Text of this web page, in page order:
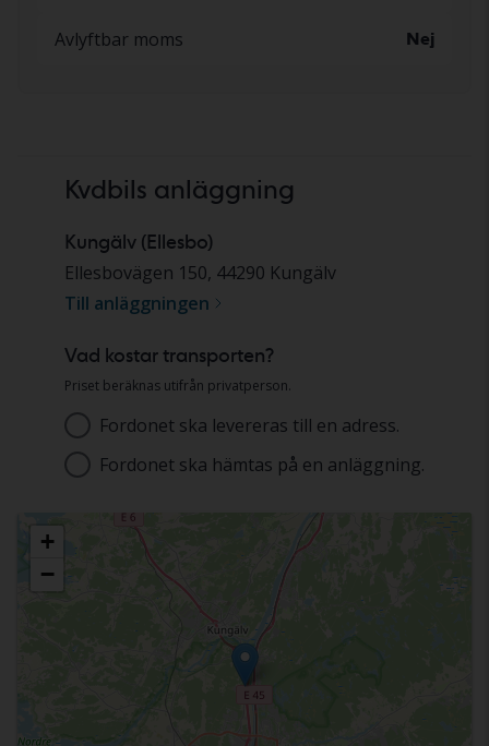
Avlyftbar moms Nej
Kvdbils anläggning
Kungälv (Ellesbo)
Ellesbovägen 150, 44290 Kungälv
Till anläggningen
Vad kostar transporten?
Priset beräknas utifrån privatperson.
Fordonet ska levereras till en adress.
Adress
Fordonet ska hämtas på en anläggning.
Välj anläggning
+
−